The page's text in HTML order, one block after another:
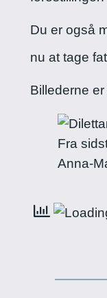
Du er også
nu at tage
Billederne
Fra
Anna-